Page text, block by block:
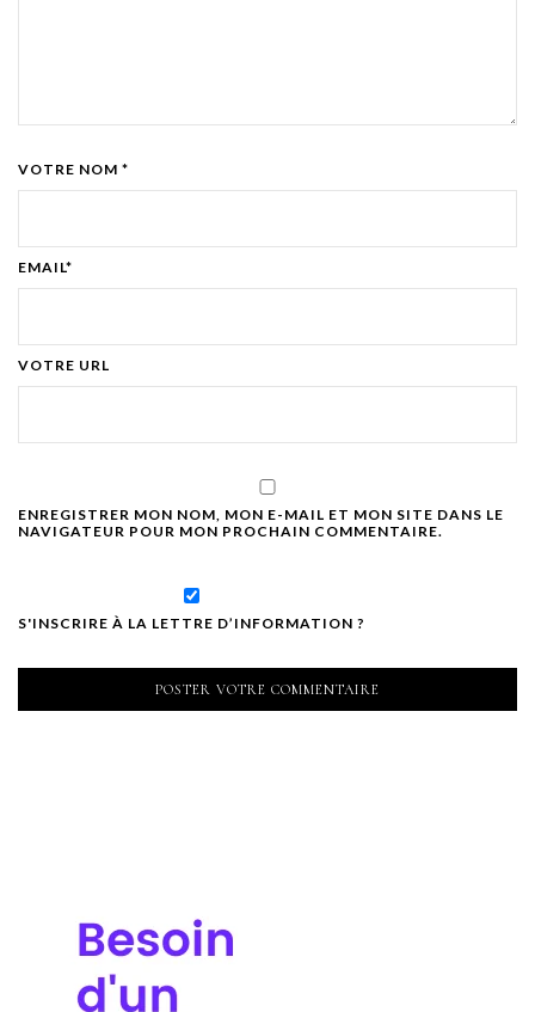
VOTRE NOM *
EMAIL*
VOTRE URL
ENREGISTRER MON NOM, MON E-MAIL ET MON SITE DANS LE
NAVIGATEUR POUR MON PROCHAIN COMMENTAIRE.
S'INSCRIRE À LA LETTRE D’INFORMATION ?